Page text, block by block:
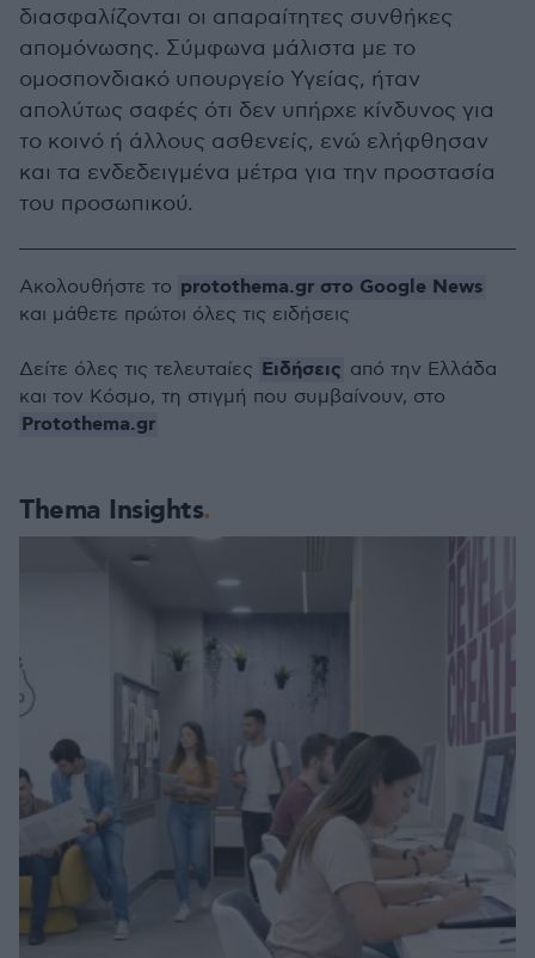
διασφαλίζονται οι απαραίτητες συνθήκες
απομόνωσης. Σύμφωνα μάλιστα με το
ομοσπονδιακό υπουργείο Υγείας, ήταν
απολύτως σαφές ότι δεν υπήρχε κίνδυνος για
το κοινό ή άλλους ασθενείς, ενώ ελήφθησαν
και τα ενδεδειγμένα μέτρα για την προστασία
του προσωπικού.
Thema Insights
Ακολουθήστε το protothema.gr στο Google News
και μάθετε πρώτοι όλες τις ειδήσεις
Δείτε όλες τις τελευταίες Ειδήσεις από την Ελλάδα
και τον Κόσμο, τη στιγμή που συμβαίνουν, στο
Protothema.gr